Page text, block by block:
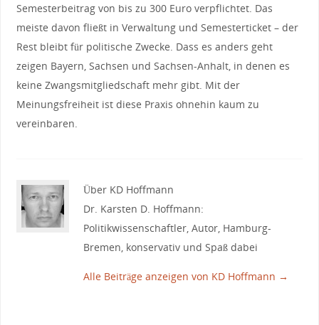
Semesterbeitrag von bis zu 300 Euro verpflichtet. Das
meiste davon fließt in Verwaltung und Semesterticket – der
Rest bleibt für politische Zwecke. Dass es anders geht
zeigen Bayern, Sachsen und Sachsen-Anhalt, in denen es
keine Zwangsmitgliedschaft mehr gibt. Mit der
Meinungsfreiheit ist diese Praxis ohnehin kaum zu
vereinbaren.
Über KD Hoffmann
Dr. Karsten D. Hoffmann:
Politikwissenschaftler, Autor, Hamburg-
Bremen, konservativ und Spaß dabei
Alle Beiträge anzeigen von KD Hoffmann →